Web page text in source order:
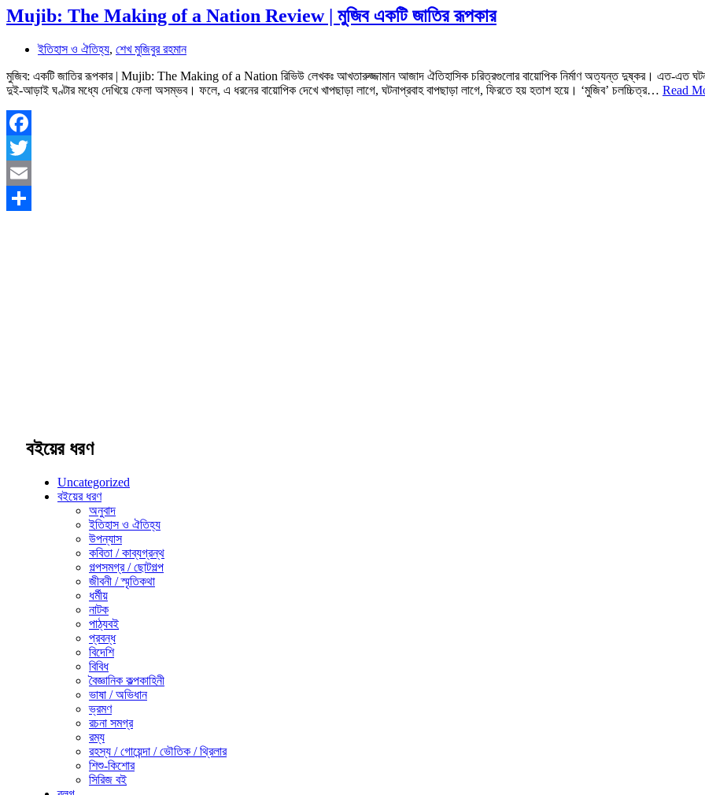
Mujib: The Making of a Nation Review | মুজিব একটি জাতির রূপকার
ইতিহাস ও ঐতিহ্য, শেখ মুজিবুর রহমান
মুজিব: একটি জাতির রূপকার | Mujib: The Making of a Nation রিভিউ লেখকঃ আখতারুজ্জামান আজাদ ঐতিহাসিক চরিত্রগুলোর বায়োপিক নির্মাণ অত্যন্ত দুষ্কর। এত-এত
দুই-আড়াই ঘণ্টার মধ্যে দেখিয়ে ফেলা অসম্ভব। ফলে, এ ধরনের বায়োপিক দেখে খাপছাড়া লাগে, ঘটনাপ্রবাহ বাপছাড়া লাগে, ফিরতে হয় হতাশ হয়ে। ‘মুজিব’ চলচ্চিত্র… Read
Facebook
Twitter
Email
বইয়ের ধরণ
Uncategorized
বইয়ের ধরণ
অনুবাদ
ইতিহাস ও ঐতিহ্য
উপন্যাস
কবিতা / কাব্যগ্রন্থ
গল্পসমগ্র / ছোটগল্প
জীবনী / স্মৃতিকথা
ধর্মীয়
নাটক
পাঠ্যবই
প্রবন্ধ
বিদেশি
বিবিধ
বৈজ্ঞানিক কল্পকাহিনী
ভাষা / অভিধান
ভ্রমণ
রচনা সমগ্র
রম্য
রহস্য / গোয়েন্দা / ভৌতিক / থ্রিলার
শিশু-কিশোর
সিরিজ বই